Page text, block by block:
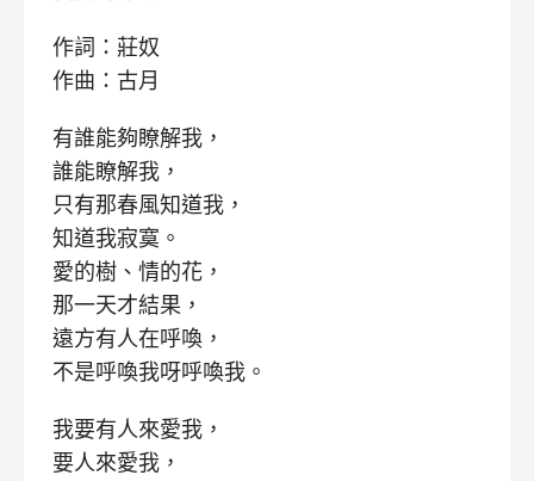
作詞：莊奴
作曲：古月
有誰能夠瞭解我，
誰能瞭解我，
只有那春風知道我，
知道我寂寞。
愛的樹、情的花，
那一天才結果，
遠方有人在呼喚，
不是呼喚我呀呼喚我。
我要有人來愛我，
要人來愛我，